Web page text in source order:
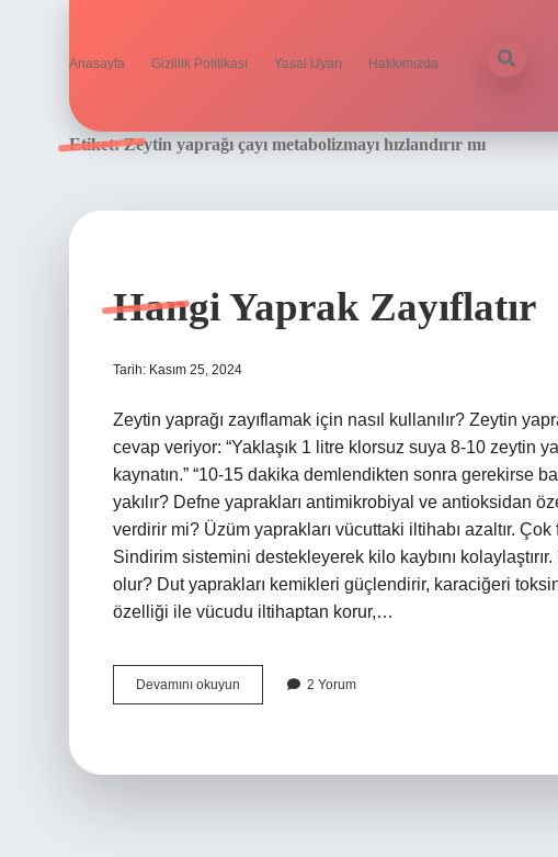
Anasayfa Gizlilik Politikası Yasal Uyarı Hakkımızda
Etiket:Zeytin yaprağı çayı metabolizmayı hızlandırır mı
Hangi Yaprak Zayıflatır
Tarih: Kasım 25, 2024
Zeytin yaprağı zayıflamak için nasıl kullanılır? Zeytin
cevap veriyor: “Yaklaşık 1 litre klorsuz suya 8-10 zeytin
kaynatın.” “10-15 dakika demlendikten sonra gerekirse
yakılır? Defne yaprakları antimikrobiyal ve antioksidan
verdirir mi? Üzüm yaprakları vücuttaki iltihabı azaltır.
Sindirim sistemini destekleyerek kilo kaybını kolaylaştırır.
olur? Dut yaprakları kemikleri güçlendirir, karaciğeri
özelliği ile vücudu iltihaptan korur,…
Devamını okuyun
Yaprak
2 Yorum